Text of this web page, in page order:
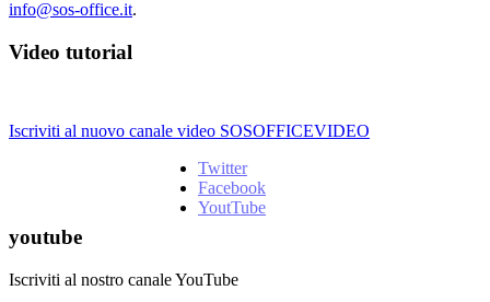
info@sos-office.it.
Video tutorial
Iscriviti al nuovo canale video SOSOFFICEVIDEO
Twitter
Facebook
YoutTube
youtube
Iscriviti al nostro canale YouTube